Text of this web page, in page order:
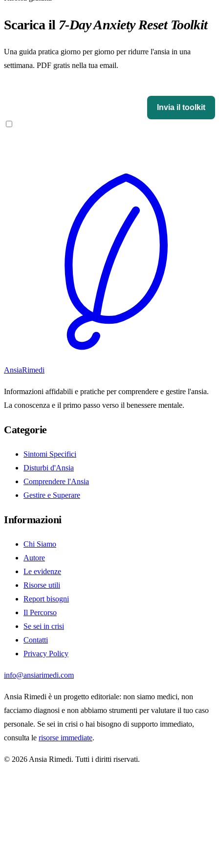
Scarica il 7-Day Anxiety Reset Toolkit
Una guida pratica giorno per giorno per ridurre l'ansia in una
settimana. PDF gratis nella tua email.
Invia il toolkit
AnsiaRimedi
Informazioni affidabili e pratiche per comprendere e gestire l'ansia.
La conoscenza e il primo passo verso il benessere mentale.
Categorie
Sintomi Specifici
Disturbi d'Ansia
Comprendere l'Ansia
Gestire e Superare
Informazioni
Chi Siamo
Autore
Le evidenze
Risorse utili
Report bisogni
Il Percorso
Se sei in crisi
Contatti
Privacy Policy
info@ansiarimedi.com
Ansia Rimedi è un progetto editoriale: non siamo medici, non
facciamo diagnosi e non abbiamo strumenti per valutare il tuo caso
personale. Se sei in crisi o hai bisogno di supporto immediato,
consulta le risorse immediate.
© 2026 Ansia Rimedi. Tutti i diritti riservati.